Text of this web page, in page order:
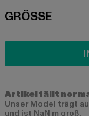
SIZE
GRÖSSE
Artikel fällt
Unser Model trägt
und ist NaN m groß.